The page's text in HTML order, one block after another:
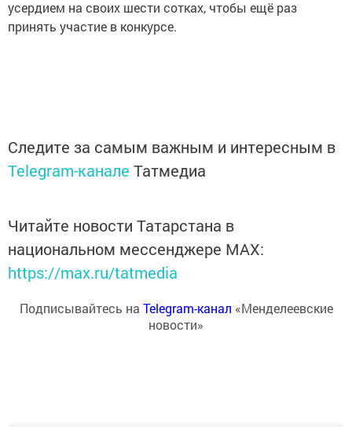
усердием на своих шести сотках, чтобы ещё раз
принять участие в конкурсе.
Следите за самым важным и интересным в
Telegram-канале Татмедиа
Читайте новости Татарстана в
национальном мессенджере MАХ:
https://max.ru/tatmedia
Подписывайтесь на Telegram-канал «Менделеевские
новости»